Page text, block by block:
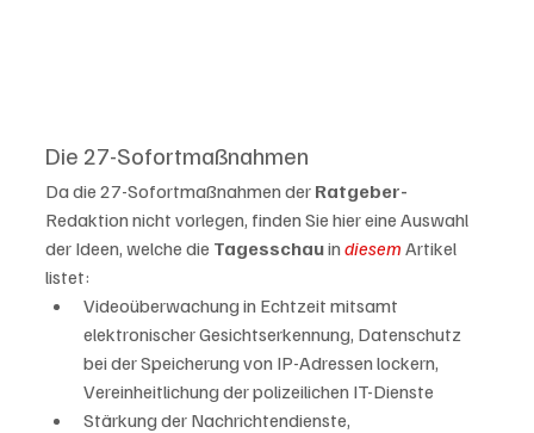
Die 27-Sofortmaßnahmen
Da die 27-Sofortmaßnahmen der Ratgeber-
Redaktion nicht vorlegen, finden Sie hier eine Auswahl
der Ideen, welche die Tagesschau in diesem Artikel
listet:
Videoüberwachung in Echtzeit mitsamt
elektronischer Gesichtserkennung, Datenschutz
bei der Speicherung von IP-Adressen lockern,
Vereinheitlichung der polizeilichen IT-Dienste
Stärkung der Nachrichtendienste,